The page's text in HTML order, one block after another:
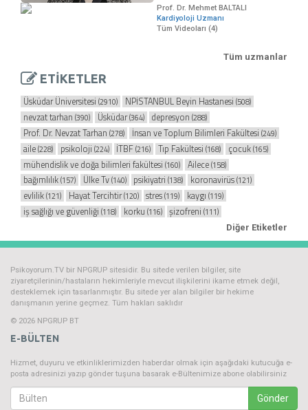
Prof. Dr. Mehmet BALTALI
Kardiyoloji Uzmanı
Tüm Videoları (4)
Tüm uzmanlar
ETİKETLER
Üsküdar Üniversitesi (2910) NPİSTANBUL Beyin Hastanesi (508)
nevzat tarhan (390) Üsküdar(364) depresyon(288)
Prof. Dr. Nevzat Tarhan (278) İnsan ve Toplum Bilimleri Fakültesi (249)
aile(228) psikoloji (224) İTBF(216) Tıp Fakültesi(168) çocuk(165)
mühendislik ve doğa bilimleri fakültesi (160) Ailece(158)
bağımlılık(157) Ülke Tv(140) psikiyatri(138) koronavirüs(121)
evlilik(121) Hayat Tercihtir(120) stres(119) kaygı(119)
iş sağlığı ve güvenliği (118) korku (116) şizofreni(111)
Diğer Etiketler
Psikoyorum.TV bir NPGRUP sitesidir. Bu sitede verilen bilgiler, site
ziyaretçilerinin/hastaların hekimleriyle mevcut ilişkilerini ikame etmek değil,
desteklemek için tasarlanmıştır. Bu sitede yer alan bilgiler bir hekime
danışmanın yerine geçmez. Tüm hakları saklıdır
© 2026 NPGRUP BT
E-BÜLTEN
Hizmet, duyuru ve etkinliklerimizden haberdar olmak için aşağıdaki kutucuğa e-
posta adresinizi yazıp gönder tuşuna basarak e-Bültenimize abone olabilirsiniz
Gönder